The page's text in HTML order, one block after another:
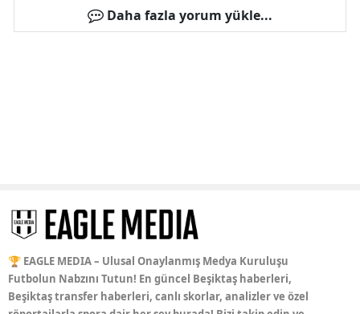
Daha fazla yorum yükle...
🏆 EAGLE MEDIA – Ulusal Onaylanmış Medya Kuruluşu
Futbolun Nabzını Tutun! En güncel Beşiktaş haberleri,
Beşiktaş transfer haberleri, canlı skorlar, analizler ve özel